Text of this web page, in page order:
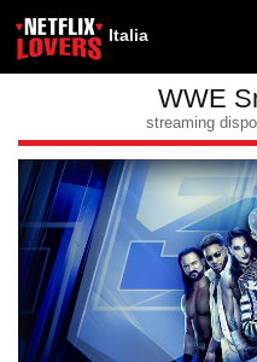
Italia
WWE
streaming